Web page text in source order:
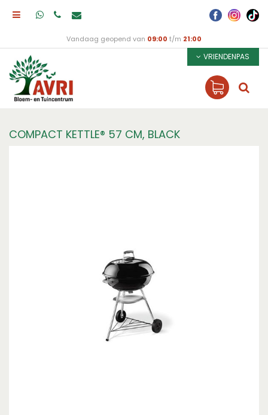
Vandaag geopend van 09:00 t/m 21:00
VRIENDENPAS
COMPACT KETTLE® 57 CM, BLACK